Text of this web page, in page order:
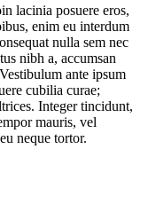
lacinia posuere eros,
enim eu interdum
nulla sem nec
nibh a, accumsan
ante ipsum
cubilia curae;
Integer tincidunt,
mauris, vel
neque tortor.